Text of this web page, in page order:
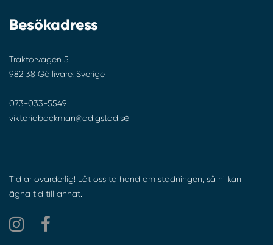
Besökadress
Traktorvägen 5
982 38 Gällivare, Sverige
073-033-5549
viktoriabackman@ddigstad.se
Tid är ovärderlig! Låt oss ta hand om städningen, så ni kan
ägna tid till annat.